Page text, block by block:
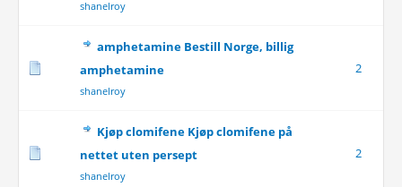
shanelroy
amphetamine Bestill Norge, billig
amphetamine
shanelroy
2
Kjøp clomifene Kjøp clomifene på
nettet uten persept
shanelroy
2